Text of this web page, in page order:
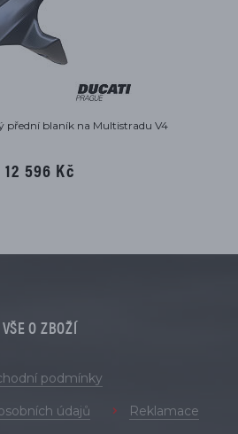
přední blaník na Multistradu V4
12 596 Kč
VŠE O ZBOŽÍ
podmínky
údajů Reklamace